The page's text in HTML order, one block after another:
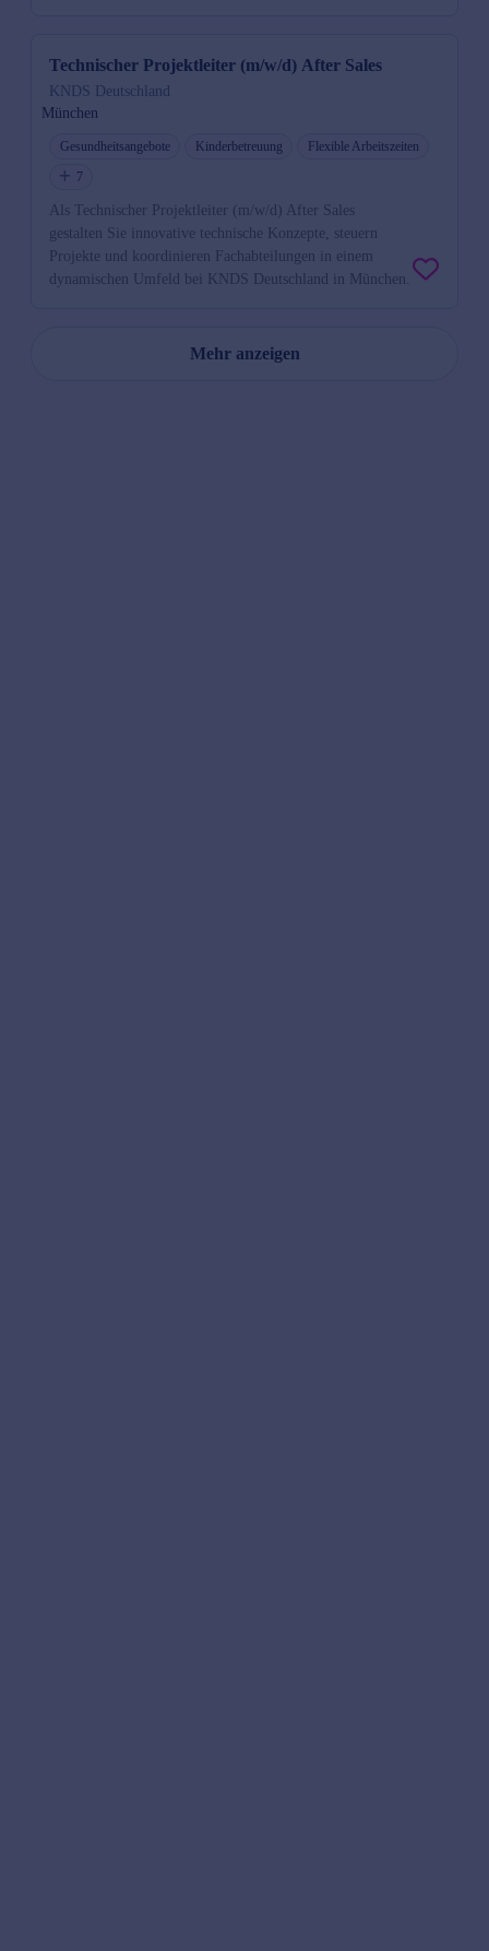
Technischer Projektleiter (m/w/d) After Sales
KNDS Deutschland
München
Gesundheitsangebote Kinderbetreuung
Flexible Arbeitszeiten
7
Als Technischer Projektleiter (m/w/d) After Sales
gestalten Sie innovative technische Konzepte, steuern
Projekte und koordinieren Fachabteilungen in einem
dynamischen Umfeld bei KNDS Deutschland in München.
Mehr anzeigen